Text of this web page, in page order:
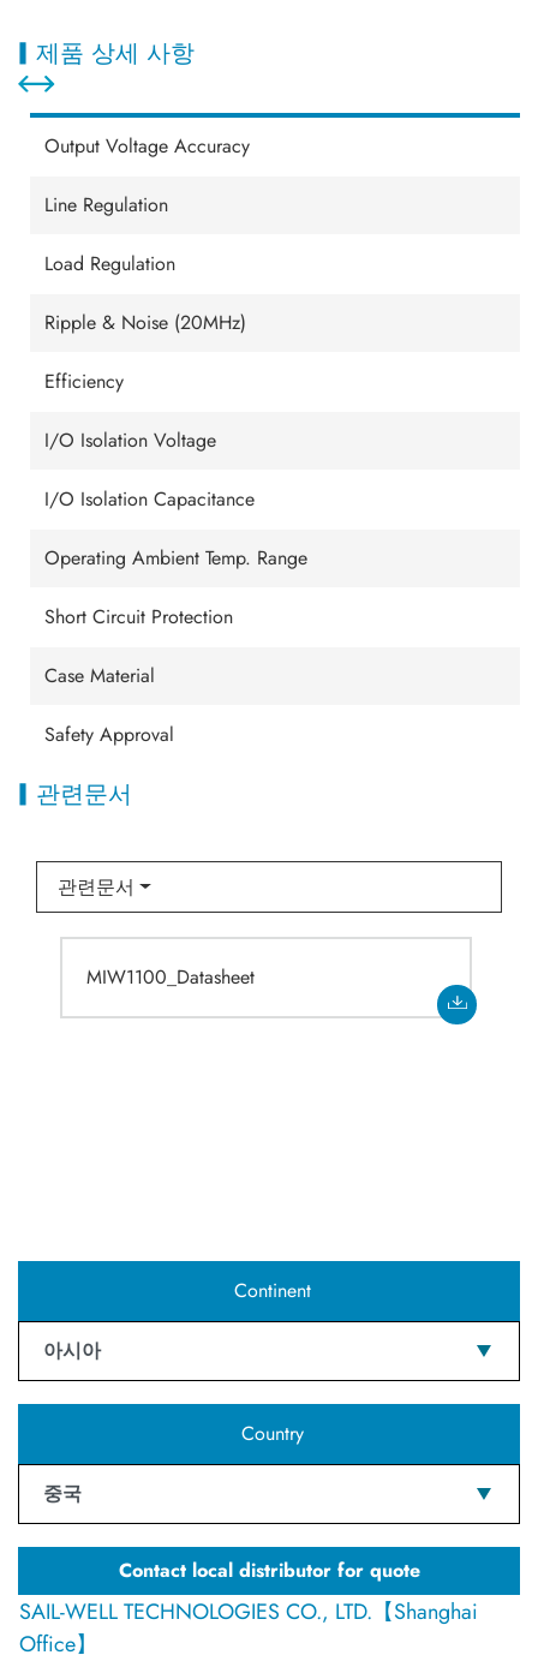
제품 상세 사항
Output Voltage Accuracy
Line Regulation
Load Regulation
Ripple & Noise (20MHz)
Efficiency
I/O Isolation Voltage
I/O Isolation Capacitance
Operating Ambient Temp. Range
Short Circuit Protection
Case Material
Safety Approval
관련문서
관련문서
MIW1100_Datasheet
Continent
아시아
Country
중국
Contact local distributor for quote
SAIL-WELL TECHNOLOGIES CO., LTD.【Shanghai
Office】